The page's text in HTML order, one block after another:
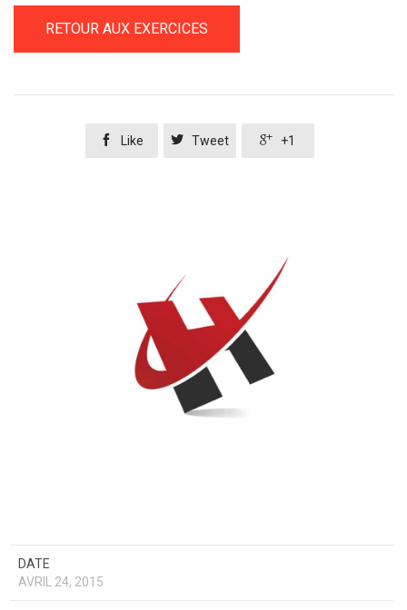
RETOUR AUX EXERCICES
 Like  Tweet  +1
DATE
AVRIL 24, 2015